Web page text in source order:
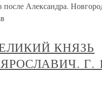
после Александра.
КНЯЗЬ
Г.